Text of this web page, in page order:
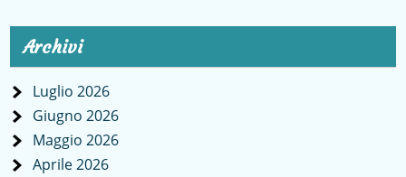
Archivi
Luglio 2026
Giugno 2026
Maggio 2026
Aprile 2026